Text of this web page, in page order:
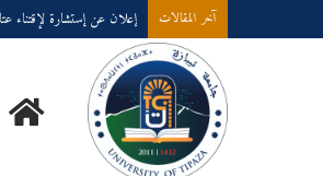
آخر المقالات إعلان عن إستشارة لإقتناء